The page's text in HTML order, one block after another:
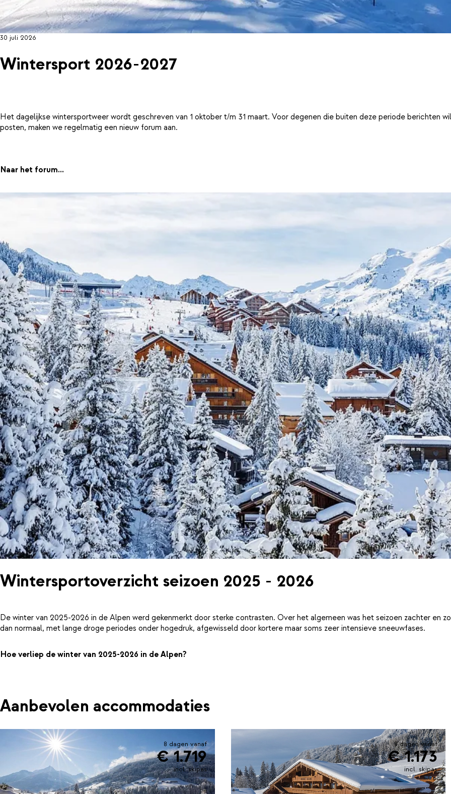
30 juli 2026
Wintersport 2026-2027
Het dagelijkse wintersportweer wordt geschreven van 1 oktober t/m 31 maart. Voor degenen die buiten deze periode berichten
posten, maken we regelmatig een nieuw forum aan.
Naar het forum...
Wintersportoverzicht seizoen 2025 - 2026
De winter van 2025-2026 in de Alpen werd gekenmerkt door sterke contrasten. Over het algemeen was het seizoen zachter en
dan normaal, met lange droge periodes onder hogedruk, afgewisseld door kortere maar soms zeer intensieve sneeuwfases.
Hoe verliep de winter van 2025-2026 in de Alpen?
Aanbevolen accommodaties
8 dagen vanaf
€ 1.719
incl. skipas
8 dagen vanaf
€ 1.173
incl. skipas